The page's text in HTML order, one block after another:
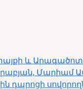
և
Մարիամ
դպրոցի